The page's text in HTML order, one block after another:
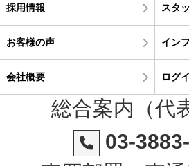
採用情報 スタ
お客様の声 イン
会社概要 ログ
総合案内（代
03-